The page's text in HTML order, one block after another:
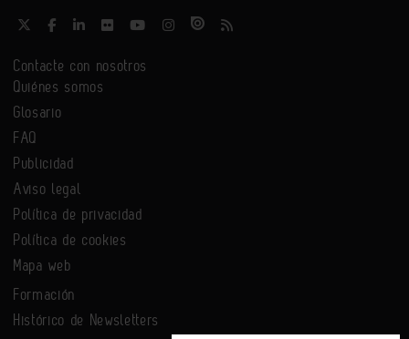
Contacte con nosotros
Quiénes somos
Glosario
FAQ
Publicidad
Aviso legal
Política de privacidad
Política de cookies
Mapa web
Formación
Histórico de Newsletters